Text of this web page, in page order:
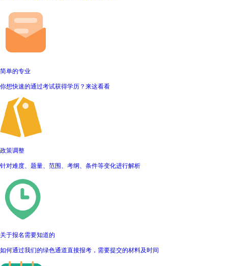
简单的专业
你想快速的通过考试获得学历？来这看看
政策调整
针对难度、题量、范围、考纲、条件等变化进行解析
关于报名需要知道的
如何通过我们的绿色通道直接报考，需要提交的材料及时间